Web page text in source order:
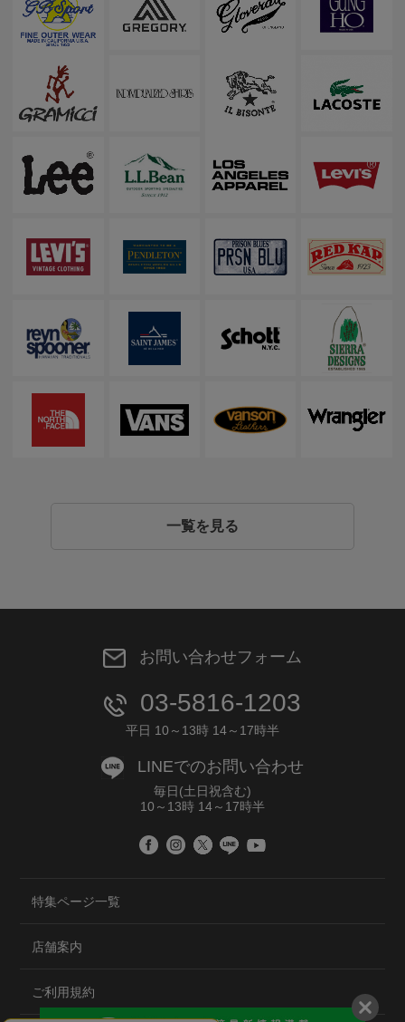
一覧を見る
お問い合わせフォーム
03-5816-1203
平日 10～13時 14～17時半
LINEでのお問い合わせ
毎日(土日祝含む)
10～13時 14～17時半
特集ページ一覧
店舗案内
ご利用規約